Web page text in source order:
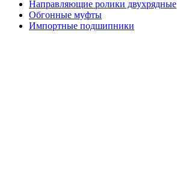
Направляющие ролики двухрядные
Обгонные муфты
Импортные подшипники